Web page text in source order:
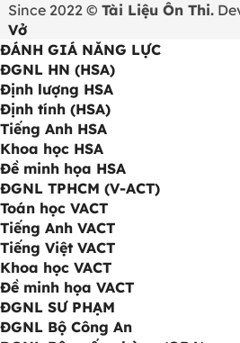
Since 2022 © Tài Liệu Ôn Thi.
Vở
ĐÁNH GIÁ NĂNG LỰC
ĐGNL HN (HSA)
Định lượng HSA
Định tính (HSA)
Tiếng Anh HSA
Khoa học HSA
Đề minh họa HSA
ĐGNL TPHCM (V-ACT)
Toán học VACT
Tiếng Anh VACT
Tiếng Việt VACT
Khoa học VACT
Đề minh họa VACT
ĐGNL SƯ PHẠM
ĐGNL Bộ Công An